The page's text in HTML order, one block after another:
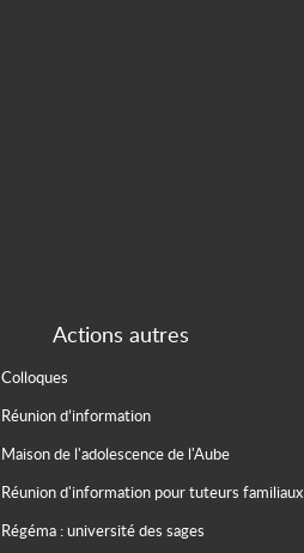
Actions autres
Colloques
Réunion d’information
Maison de l'adolescence de l'Aube
Réunion d'information pour tuteurs familiaux
Régéma : université des sages